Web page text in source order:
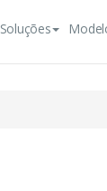
Soluções